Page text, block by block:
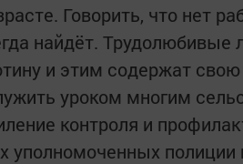
Говорить, что нет
найдёт.
и этим содержат
уроком многим
контроля и
полиции